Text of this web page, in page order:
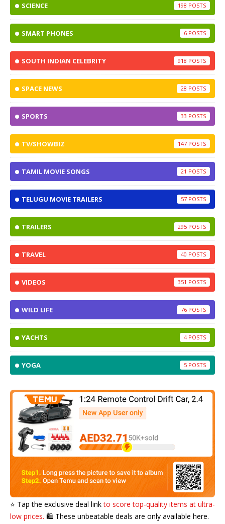
SCIENCE 198
SMART PHONES 6
SOUTH INDIAN CELEBRITY 918
SPACE NEWS 28
SPORTS 33
TV/SHOWBIZ 147
TAMIL MOVIE SONGS 21
TELUGU MOVIE TRAILERS 57
TRAILERS 295
TRAVEL 40
VIDEOS 351
WILD LIFE 76
YACHTS 4
YOGA 5
⭐️ Tap the exclusive deal linkto score top-quality items at ultra-
low prices. 🛍️ These unbeatable deals are only available here.